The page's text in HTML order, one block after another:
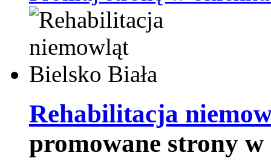
Rehabilitacja
promowane strony